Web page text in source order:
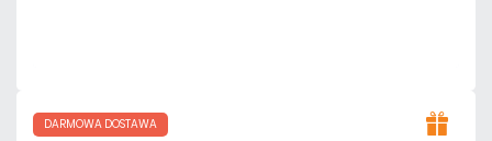
DARMOWA DOSTAWA